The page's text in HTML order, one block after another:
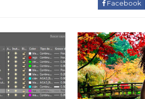
Facebook